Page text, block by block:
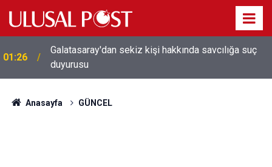
01:26
Galatasaray'dan sekiz kişi hakkında savcılığa suç
duyurusu
Anasayfa GÜNCEL